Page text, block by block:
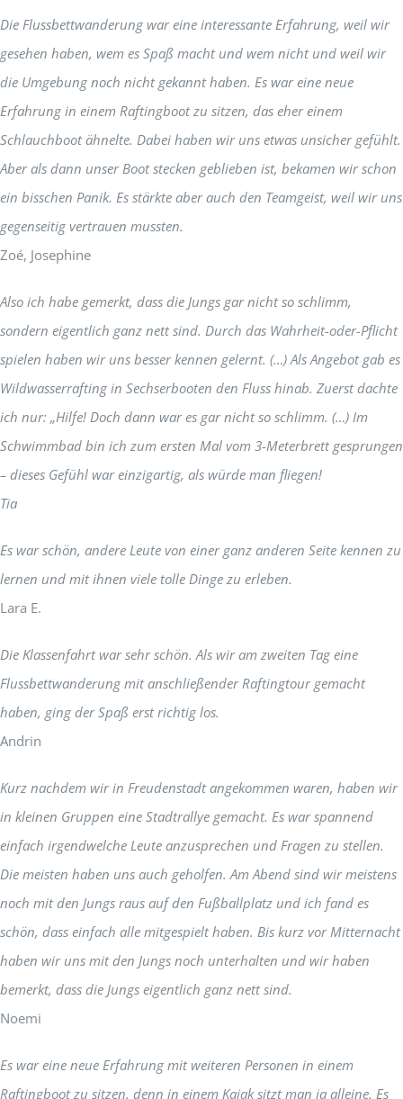
Die Flussbettwanderung war eine interessante Erfahrung, weil wir
gesehen haben, wem es Spaß macht und wem nicht und weil wir
die Umgebung noch nicht gekannt haben. Es war eine neue
Erfahrung in einem Raftingboot zu sitzen, das eher einem
Schlauchboot ähnelte. Dabei haben wir uns etwas unsicher gefühlt.
Aber als dann unser Boot stecken geblieben ist, bekamen wir schon
ein bisschen Panik. Es stärkte aber auch den Teamgeist, weil wir uns
gegenseitig vertrauen mussten.
Zoé, Josephine
Also ich habe gemerkt, dass die Jungs gar nicht so schlimm,
sondern eigentlich ganz nett sind. Durch das Wahrheit-oder-Pflicht
spielen haben wir uns besser kennen gelernt. (…) Als Angebot gab es
Wildwasserrafting in Sechserbooten den Fluss hinab. Zuerst dachte
ich nur: „Hilfe! Doch dann war es gar nicht so schlimm. (…) Im
Schwimmbad bin ich zum ersten Mal vom 3-Meterbrett gesprungen
– dieses Gefühl war einzigartig, als würde man fliegen!
Tia
Es war schön, andere Leute von einer ganz anderen Seite kennen zu
lernen und mit ihnen viele tolle Dinge zu erleben.
Lara E.
Die Klassenfahrt war sehr schön. Als wir am zweiten Tag eine
Flussbettwanderung mit anschließender Raftingtour gemacht
haben, ging der Spaß erst richtig los.
Andrin
Kurz nachdem wir in Freudenstadt angekommen waren, haben wir
in kleinen Gruppen eine Stadtrallye gemacht. Es war spannend
einfach irgendwelche Leute anzusprechen und Fragen zu stellen.
Die meisten haben uns auch geholfen. Am Abend sind wir meistens
noch mit den Jungs raus auf den Fußballplatz und ich fand es
schön, dass einfach alle mitgespielt haben. Bis kurz vor Mitternacht
haben wir uns mit den Jungs noch unterhalten und wir haben
bemerkt, dass die Jungs eigentlich ganz nett sind.
Noemi
Es war eine neue Erfahrung mit weiteren Personen in einem
Raftingboot zu sitzen, denn in einem Kajak sitzt man ja alleine. Es